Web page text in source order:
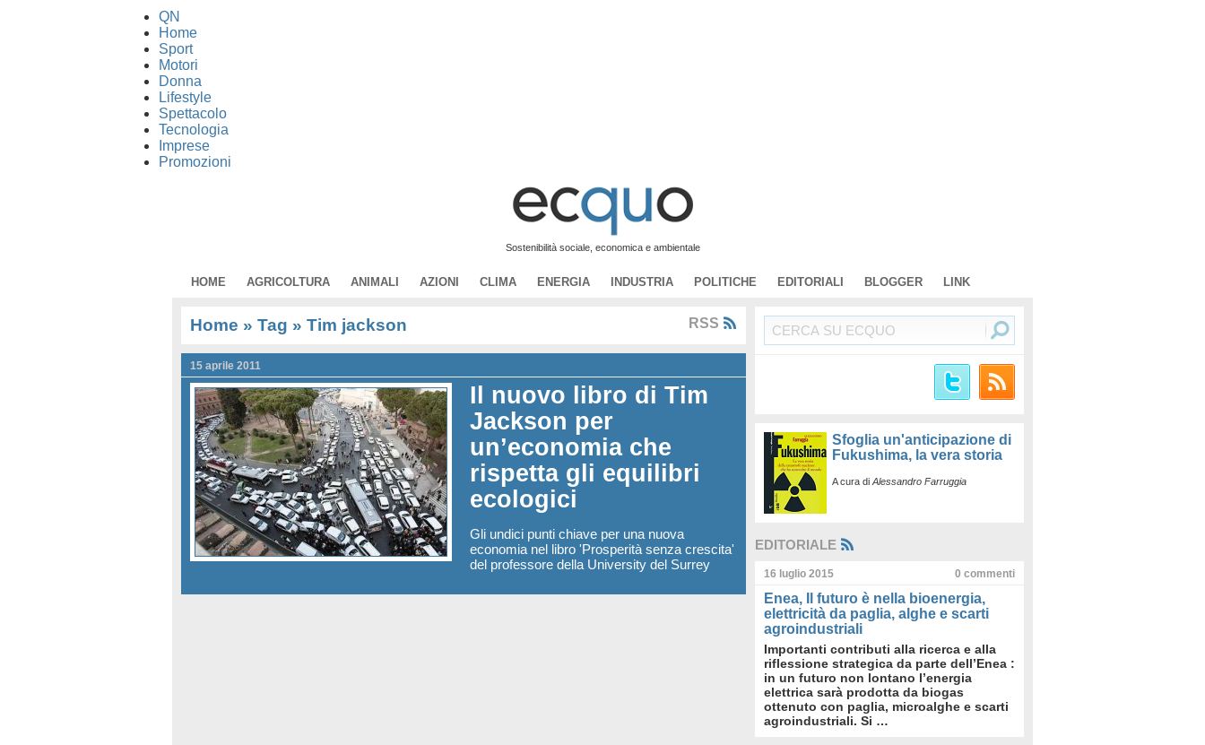
QN
Home
Sport
Motori
Donna
Lifestyle
Spettacolo
Tecnologia
Imprese
Promozioni
Sostenibilità sociale, economica e ambientale
HOME AGRICOLTURA ANIMALI AZIONI CLIMA ENERGIA INDUSTRIA POLITICHE EDITORIALI BLOGGER LINK
Home » Tag » Tim jackson RSS
15 aprile 2011
Il nuovo libro di Tim
Jackson per
un’economia che
rispetta gli equilibri
ecologici
Gli undici punti chiave per una nuova
economia nel libro 'Prosperità senza crescita'
del professore della University del Surrey
Sfoglia un'anticipazione di
Fukushima, la vera storia
A cura di Alessandro Farruggia
EDITORIALE
16 luglio 2015 0 commenti
Enea, Il futuro è nella bioenergia,
elettricità da paglia, alghe e scarti
agroindustriali
Importanti contributi alla ricerca e alla
riflessione strategica da parte dell’Enea :
in un futuro non lontano l’energia
elettrica sarà prodotta da biogas
ottenuto con paglia, microalghe e scarti
agroindustriali. Si …